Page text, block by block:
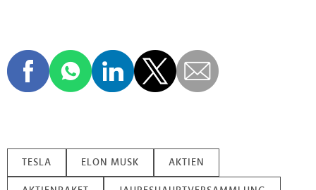
TESLA ELON MUSK AKTIEN